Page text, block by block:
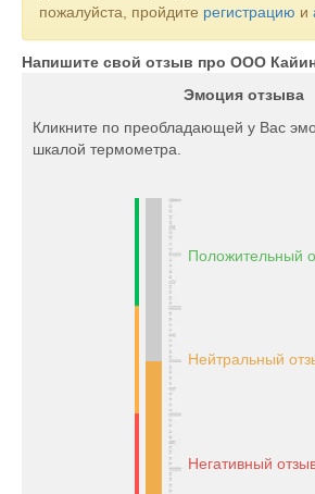
пожалуйста, пройдите регистрацию и
Напишите свой отзыв про ООО
Эмоция отзыва
Кликните по преобладающей у Вас
шкалой термометра.
Положительный
Нейтральный
Негативный